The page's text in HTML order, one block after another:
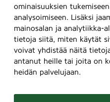
ominaisuuksien
analysoimiseen. Lisäksi
mainosalan ja analytiikka-
tietoja siitä, miten käytät
voivat yhdistää näitä
antanut heille tai joita on
heidän palvelujaan.